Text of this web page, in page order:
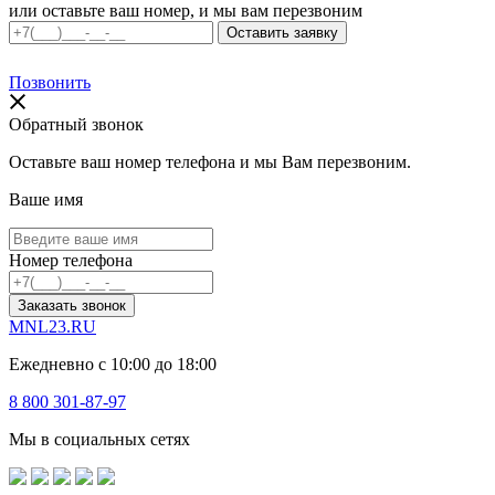
или оставьте ваш номер, и мы вам перезвоним
Позвонить
Обратный звонок
Оставьте ваш номер телефона и мы Вам перезвоним.
Ваше имя
Номер телефона
Заказать звонок
MNL23.RU
Ежедневно с 10:00 до 18:00
8 800 301-87-97
Мы в социальных сетях